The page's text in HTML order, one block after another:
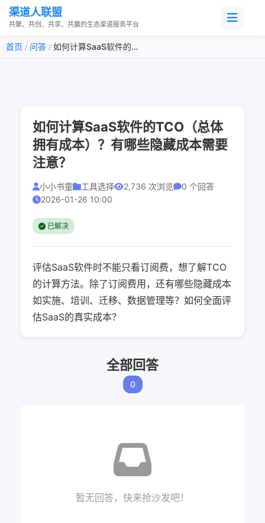
渠道人联盟
共聚、共创、共享、共赢的生态渠道服务平台
首页 / 问答 / 如何计算SaaS软件的TCO（总体拥有成本）？有哪些隐藏成本...
如何计算SaaS软件的TCO（总体
拥有成本）？有哪些隐藏成本需要
注意？
小小书童 工具选择 2,736 次浏览
0 个回答
2026-01-26 10:00
已解决
评估SaaS软件时不能只看订阅费，想了解TCO
的计算方法。除了订阅费用，还有哪些隐藏成本
如实施、培训、迁移、数据管理等？如何全面评
估SaaS的真实成本？
全部回答
0
暂无回答，快来抢沙发吧！